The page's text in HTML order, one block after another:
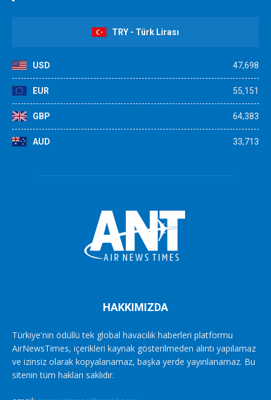
TRY - Türk Lirası
USD 47,698
EUR 55,151
GBP 64,383
AUD 33,713
HAKKIMIZDA
Türkiye'nin ödüllü tek global havacılık haberleri platformu
AirNewsTimes, içerikleri kaynak gösterilmeden alıntı yapılamaz
ve izinsiz olarak kopyalanamaz, başka yerde yayınlanamaz. Bu
sitenin tüm hakları saklıdır.